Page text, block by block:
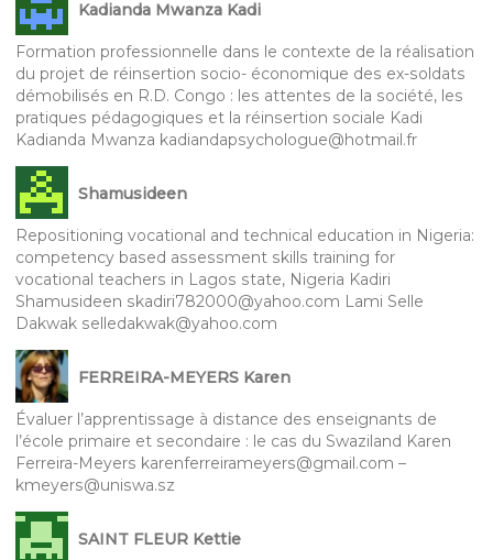
Kadianda Mwanza Kadi
Formation professionnelle dans le contexte de la réalisation
du projet de réinsertion socio- économique des ex-soldats
démobilisés en R.D. Congo : les attentes de la société, les
pratiques pédagogiques et la réinsertion sociale Kadi
Kadianda Mwanza kadiandapsychologue@hotmail.fr
Shamusideen
Repositioning vocational and technical education in Nigeria:
competency based assessment skills training for
vocational teachers in Lagos state, Nigeria Kadiri
Shamusideen skadiri782000@yahoo.com Lami Selle
Dakwak selledakwak@yahoo.com
FERREIRA-MEYERS Karen
Évaluer l’apprentissage à distance des enseignants de
l’école primaire et secondaire : le cas du Swaziland Karen
Ferreira-Meyers karenferreirameyers@gmail.com –
kmeyers@uniswa.sz
SAINT FLEUR Kettie